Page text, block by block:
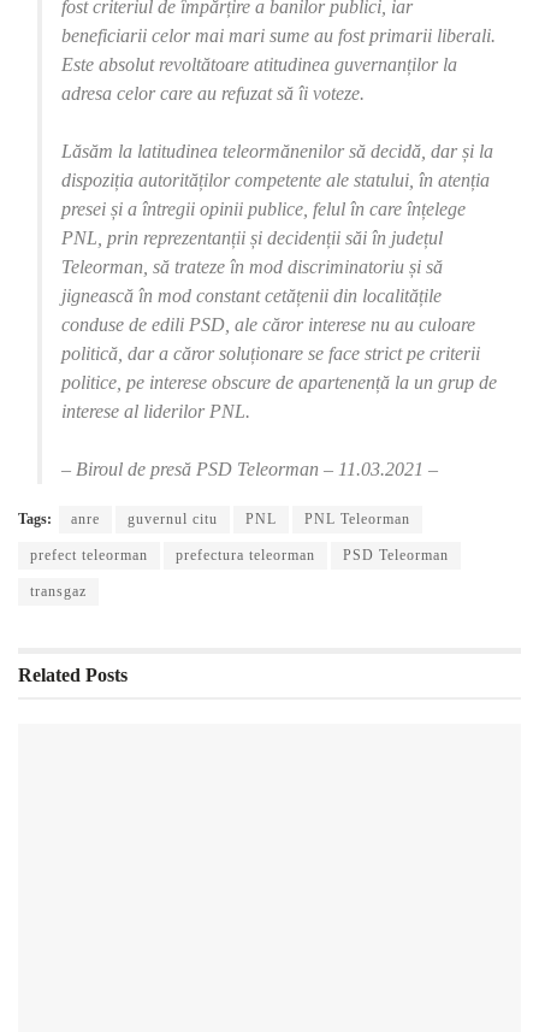
fost criteriul de împărțire a banilor publici, iar
beneficiarii celor mai mari sume au fost primarii liberali.
Este absolut revoltătoare atitudinea guvernanților la
adresa celor care au refuzat să îi voteze.
Lăsăm la latitudinea teleormănenilor să decidă, dar și la
dispoziția autorităților competente ale statului, în atenția
presei și a întregii opinii publice, felul în care înțelege
PNL, prin reprezentanții și decidenții săi în județul
Teleorman, să trateze în mod discriminatoriu și să
jignească în mod constant cetățenii din localitățile
conduse de edili PSD, ale căror interese nu au culoare
politică, dar a căror soluționare se face strict pe criterii
politice, pe interese obscure de apartenență la un grup de
interese al liderilor PNL.
– Biroul de presă PSD Teleorman – 11.03.2021 –
Tags: anre guvernul citu PNL PNL Teleorman
prefect teleorman prefectura teleorman PSD Teleorman
transgaz
Related Posts